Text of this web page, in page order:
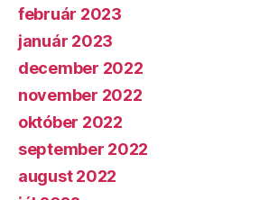
február 2023
január 2023
december 2022
november 2022
október 2022
september 2022
august 2022